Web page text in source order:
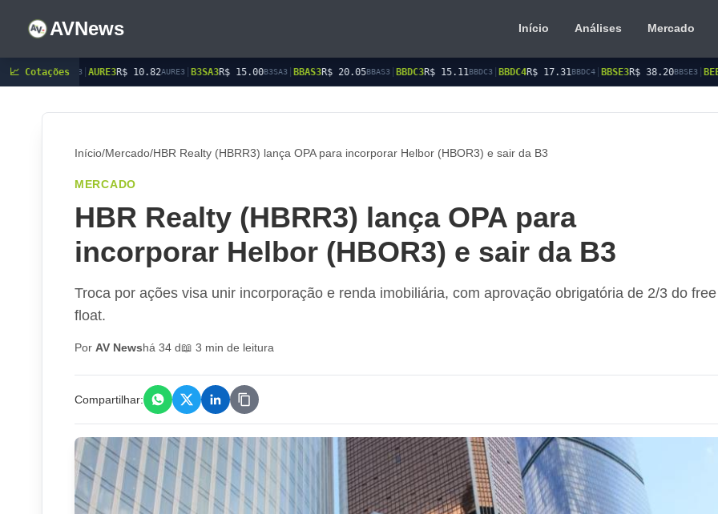
AVNews Início Análises Mercado
📈 Cotações
AURE3R$ 10.82 AURE3 |B3SA3 R$ 15.00B3SA3|BBAS3 R$ 20.05BBAS3|BBDC3 R$ 15.11BBDC3|BBDC4 R$ 17.31BBDC4|BBSE3 R$ 38.20BBSE3|BEES3R$ 8.85BEES3|
Início/Mercado/HBR Realty (HBRR3) lança OPA para incorporar Helbor (HBOR3) e sair da B3
MERCADO
HBR Realty (HBRR3) lança OPA para
incorporar Helbor (HBOR3) e sair da B3
Troca por ações visa unir incorporação e renda imobiliária, com aprovação obrigatória de 2/3 do free
float.
Por AV Newshá 34 d📖 3 min de leitura
Compartilhar: